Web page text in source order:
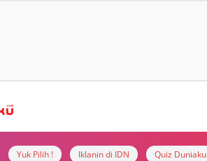
Yuk Pilih ! Iklanin di IDN Quiz Duniaku